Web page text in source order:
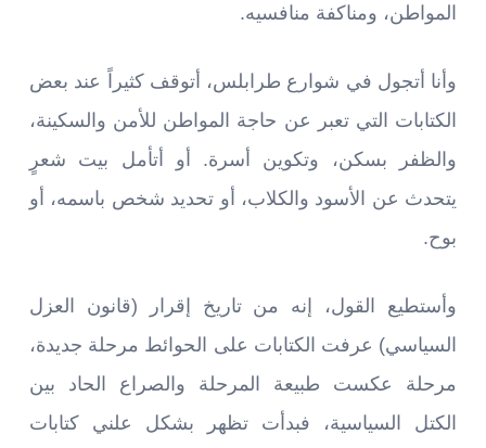
المواطن، ومناكفة منافسيه.
وأنا أتجول في شوارع طرابلس، أتوقف كثيراً عند بعض
الكتابات التي تعبر عن حاجة المواطن للأمن والسكينة،
والظفر بسكن، وتكوين أسرة. أو أتأمل بيت شعرٍ
يتحدث عن الأسود والكلاب، أو تحديد شخص باسمه، أو
بوح.
وأستطيع القول، إنه من تاريخ إقرار (قانون العزل
السياسي) عرفت الكتابات على الحوائط مرحلة جديدة،
مرحلة عكست طبيعة المرحلة والصراع الحاد بين
الكتل السياسية، فبدأت تظهر بشكل علني كتابات